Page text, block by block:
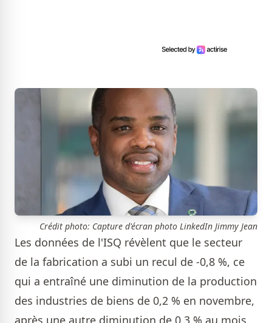
Crédit photo: Capture d'écran photo LinkedIn Jimmy Jean
Les données de l'ISQ révèlent que le secteur
de la fabrication a subi un recul de -0,8 %, ce
qui a entraîné une diminution de la production
des industries de biens de 0,2 % en novembre,
après une autre diminution de 0,3 % au mois